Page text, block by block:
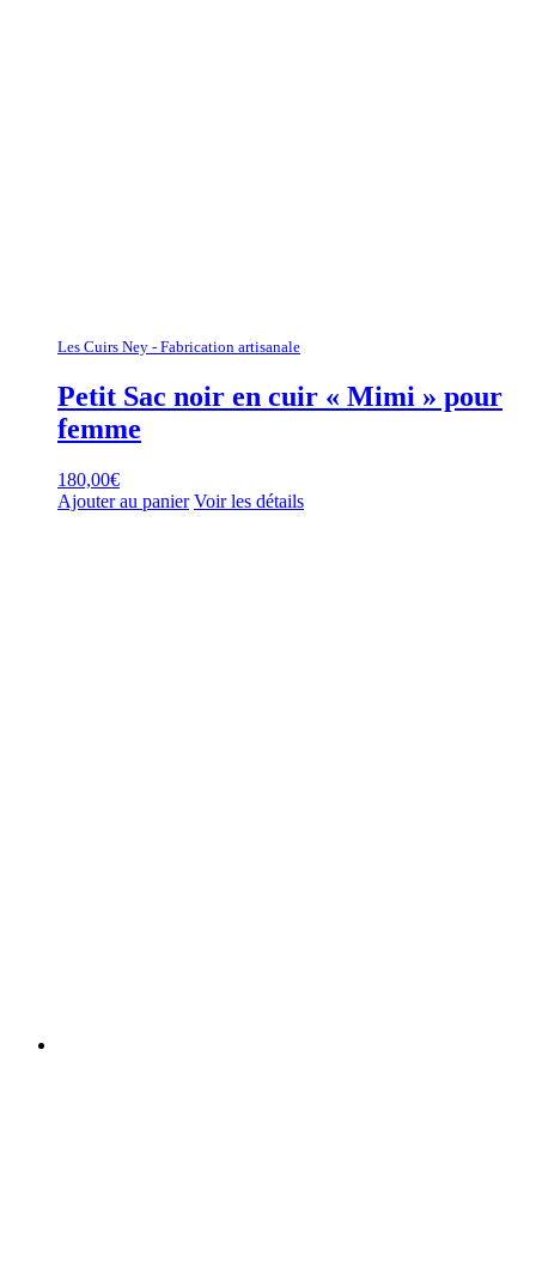
Les Cuirs Ney - Fabrication artisanale
Petit Sac noir en cuir « Mimi » pour
femme
180,00€
Ajouter au panier Voir les détails